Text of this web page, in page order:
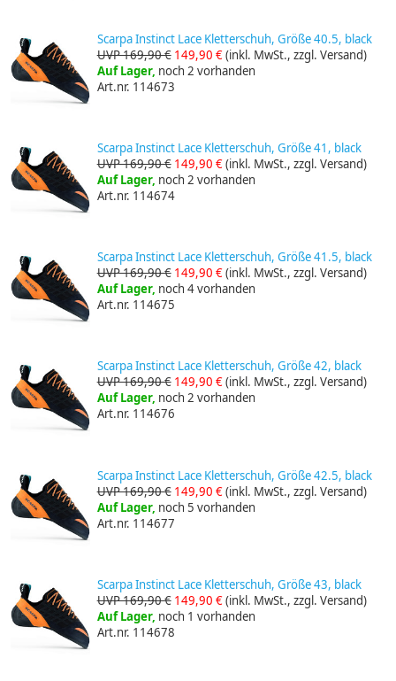
Scarpa Instinct Lace Kletterschuh, Größe 40.5, black
UVP 169,90 € 149,90 €(inkl. MwSt., zzgl. Versand)
Auf Lager, noch 2 vorhanden
Art.nr. 114673
Scarpa Instinct Lace Kletterschuh, Größe 41, black
UVP 169,90 € 149,90 €(inkl. MwSt., zzgl. Versand)
Auf Lager, noch 2 vorhanden
Art.nr. 114674
Scarpa Instinct Lace Kletterschuh, Größe 41.5, black
UVP 169,90 € 149,90 €(inkl. MwSt., zzgl. Versand)
Auf Lager, noch 4 vorhanden
Art.nr. 114675
Scarpa Instinct Lace Kletterschuh, Größe 42, black
UVP 169,90 € 149,90 €(inkl. MwSt., zzgl. Versand)
Auf Lager, noch 2 vorhanden
Art.nr. 114676
Scarpa Instinct Lace Kletterschuh, Größe 42.5, black
UVP 169,90 € 149,90 €(inkl. MwSt., zzgl. Versand)
Auf Lager, noch 5 vorhanden
Art.nr. 114677
Scarpa Instinct Lace Kletterschuh, Größe 43, black
UVP 169,90 € 149,90 €(inkl. MwSt., zzgl. Versand)
Auf Lager, noch 1 vorhanden
Art.nr. 114678